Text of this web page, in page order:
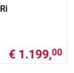
€ 1.199,00